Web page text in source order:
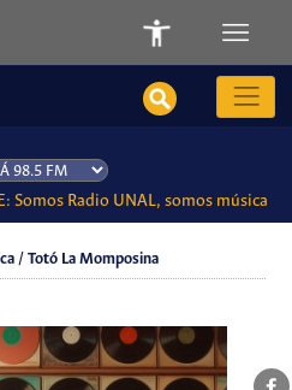
Somos Radio UNAL, somos música
/ Totó La Momposina